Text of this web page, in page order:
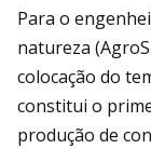
Para o
natureza
colocação do
constitui o
produção de